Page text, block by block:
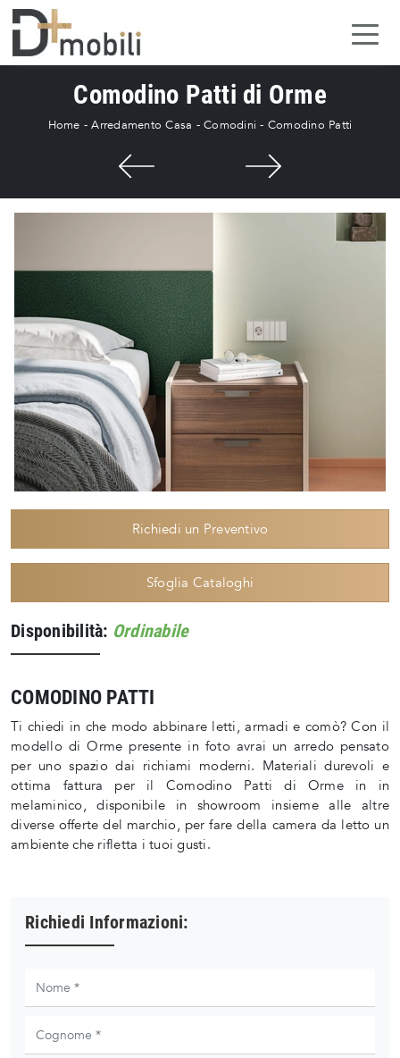
Comodino Patti di Orme
Home -Arredamento Casa -Comodini - Comodino Patti
Richiedi un Preventivo
Sfoglia Cataloghi
Disponibilità: Ordinabile
COMODINO PATTI
Ti chiedi in che modo abbinare letti, armadi e comò? Con il
modello di Orme presente in foto avrai un arredo pensato
per uno spazio dai richiami moderni. Materiali durevoli e
ottima fattura per il Comodino Patti di Orme in in
melaminico, disponibile in showroom insieme alle altre
diverse offerte del marchio, per fare della camera da letto un
ambiente che rifletta i tuoi gusti.
Richiedi Informazioni: